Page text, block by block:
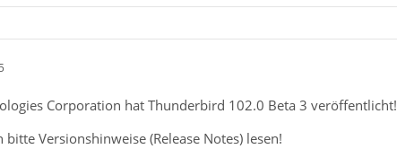
Corporation hat Thunderbird 102.0 Beta 3 veröffentlicht!
bitte Versionshinweise (Release Notes) lesen!